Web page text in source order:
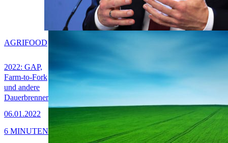
2022: GAP,
Farm-to-Fork
und andere
Dauerbrenner
06.01.2022
AGRIFOOD
6 MINUTEN